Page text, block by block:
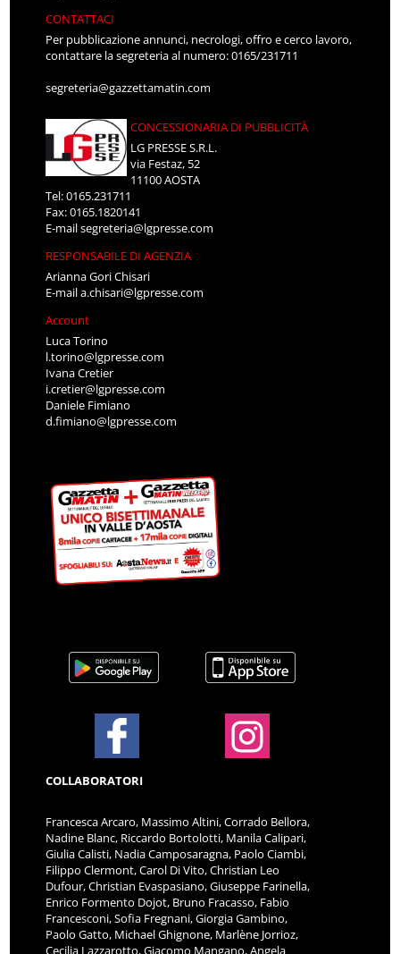
CONTATTACI
Per pubblicazione annunci, necrologi, offro e cerco lavoro,
contattare la segreteria al numero: 0165/231711
segreteria@gazzettamatin.com
CONCESSIONARIA DI PUBBLICITÀ
LG PRESSE S.R.L.
via Festaz, 52
11100 AOSTA
Tel: 0165.231711
Fax: 0165.1820141
E-mailsegreteria@lgpresse.com
RESPONSABILE DI AGENZIA
Arianna Gori Chisari
E-maila.chisari@lgpresse.com
Account
Luca Torino
l.torino@lgpresse.com
Ivana Cretier
i.cretier@lgpresse.com
Daniele Fimiano
d.fimiano@lgpresse.com
COLLABORATORI
Francesca Arcaro, Massimo Altini, Corrado Bellora,
Nadine Blanc, Riccardo Bortolotti, Manila Calipari,
Giulia Calisti, Nadia Camposaragna, Paolo Ciambi,
Filippo Clermont, Carol Di Vito, Christian Leo
Dufour, Christian Evaspasiano, Giuseppe Farinella,
Enrico Formento Dojot, Bruno Fracasso, Fabio
Francesconi, Sofia Fregnani, Giorgia Gambino,
Paolo Gatto, Michael Ghignone, Marlène Jorrioz,
Cecilia Lazzarotto, Giacomo Mangano, Angela